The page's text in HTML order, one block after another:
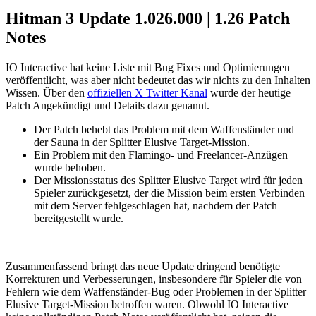
Hitman 3 Update 1.026.000 | 1.26 Patch
Notes
IO Interactive hat keine Liste mit Bug Fixes und Optimierungen
veröffentlicht, was aber nicht bedeutet das wir nichts zu den Inhalten
Wissen. Über den offiziellen X Twitter Kanal wurde der heutige
Patch Angekündigt und Details dazu genannt.
Der Patch behebt das Problem mit dem Waffenständer und
der Sauna in der Splitter Elusive Target-Mission.
Ein Problem mit den Flamingo- und Freelancer-Anzügen
wurde behoben.
Der Missionsstatus des Splitter Elusive Target wird für jeden
Spieler zurückgesetzt, der die Mission beim ersten Verbinden
mit dem Server fehlgeschlagen hat, nachdem der Patch
bereitgestellt wurde.
Zusammenfassend bringt das neue Update dringend benötigte
Korrekturen und Verbesserungen, insbesondere für Spieler die von
Fehlern wie dem Waffenständer-Bug oder Problemen in der Splitter
Elusive Target-Mission betroffen waren. Obwohl IO Interactive